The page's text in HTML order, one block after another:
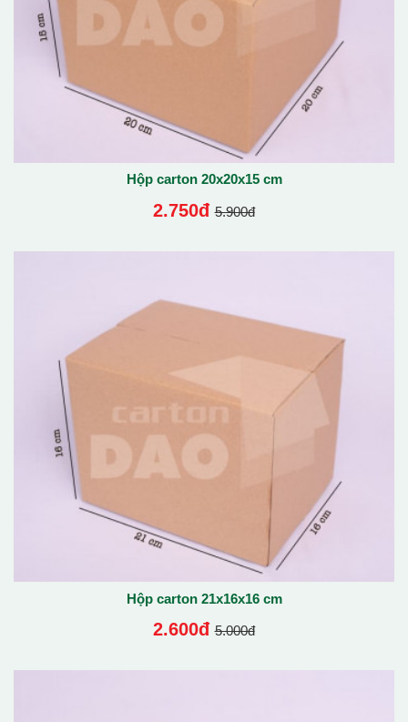
Hộp carton 20x20x15 cm
2.750đ 5.900đ
Hộp carton 21x16x16 cm
2.600đ 5.000đ